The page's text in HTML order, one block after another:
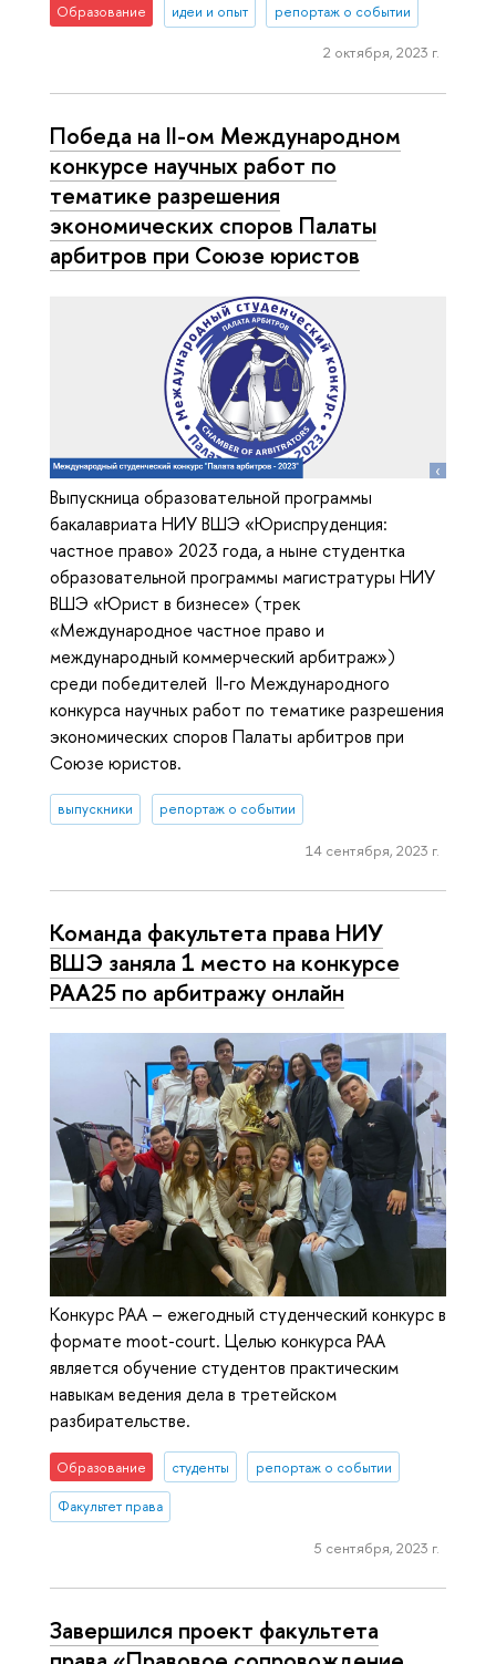
Образование идеи и опыт репортаж о событии
2 октября, 2023 г.
Победа на II-ом Международном
конкурсе научных работ по
тематике разрешения
экономических споров Палаты
арбитров при Союзе юристов
Выпускница образовательной программы
бакалавриата НИУ ВШЭ «Юриспруденция:
частное право» 2023 года, а ныне студентка
образовательной программы магистратуры НИУ
ВШЭ «Юрист в бизнесе» (трек
«Международное частное право и
международный коммерческий арбитраж»)
среди победителей II-го Международного
конкурса научных работ по тематике разрешения
экономических споров Палаты арбитров при
Союзе юристов.
выпускники репортаж о событии
14 сентября, 2023 г.
Команда факультета права НИУ
ВШЭ заняла 1 место на конкурсе
РАА25 по арбитражу онлайн
Конкурс РАА – ежегодный студенческий конкурс в
формате moot-court. Целью конкурса РАА
является обучение студентов практическим
навыкам ведения дела в третейском
разбирательстве.
Образование студенты репортаж о событии
Факультет права
5 сентября, 2023 г.
Завершился проект факультета